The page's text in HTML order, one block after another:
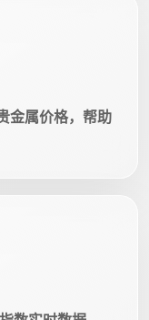
金属价格，帮助